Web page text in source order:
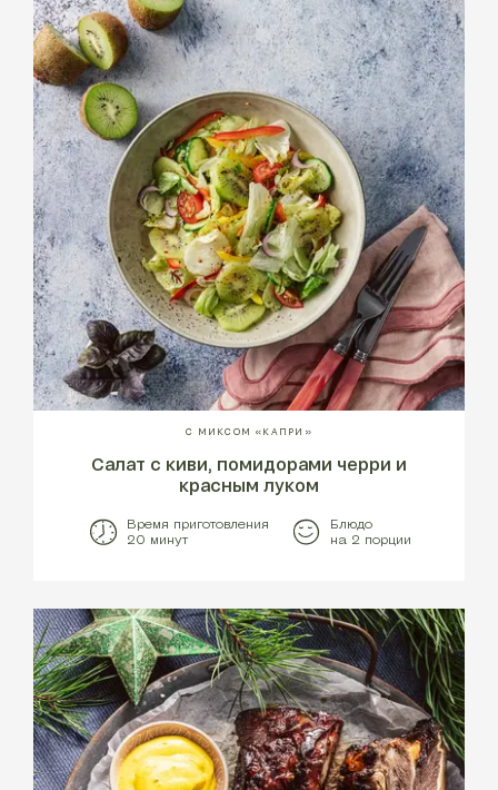
С МИКСОМ «КАПРИ»
Салат с киви, помидорами черри и
красным луком
Время приготовления
20 минут
Блюдо
на 2 порции